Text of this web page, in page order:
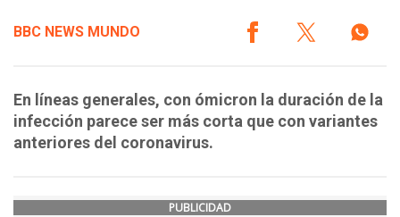
BBC NEWS MUNDO
En líneas generales, con ómicron la duración de la
infección parece ser más corta que con variantes
anteriores del coronavirus.
PUBLICIDAD